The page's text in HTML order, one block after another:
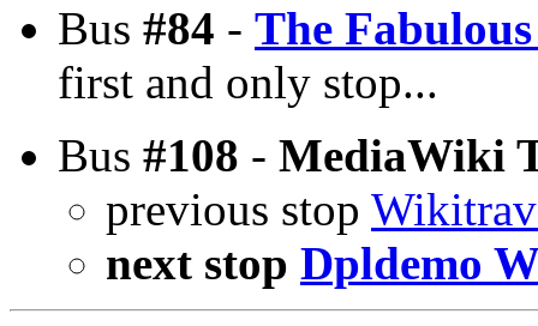
Bus #84 - The
first and only stop...
Bus #108 - MediaWiki
previous stop
next stop Dpldemo